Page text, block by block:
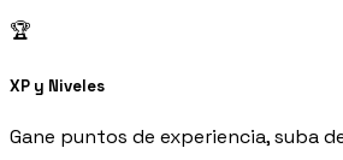
🏆
XP y Niveles
Gane puntos de experiencia, suba